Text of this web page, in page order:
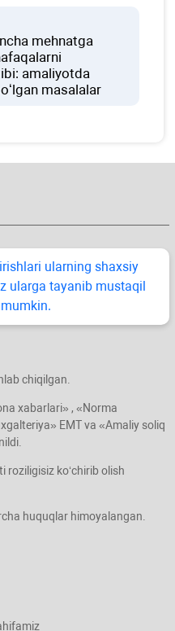
mehnatga
amaliyotda
masalalar
ularning shaхsiy
ularga tayanib mustaqil
chiqilgan.
хabarlari» , «Norma
EMT va «Amaliy soliq
roziligisiz koʻchirib olish
huquqlar himoyalangan.